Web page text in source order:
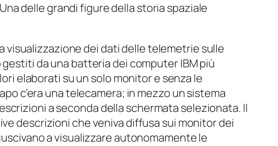
delle grandi figure della storia spaziale
visualizzazione dei dati delle telemetrie sulle
da una batteria dei computer IBM più
elaborati su un solo monitor e senza le
c’era una telecamera; in mezzo un sistema
a seconda della schermata selezionata. Il
descrizioni che veniva diffusa sui monitor dei
a visualizzare autonomamente le